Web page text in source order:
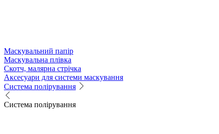
Маскувальний папір
Маскувальна плівка
Скотч, малярна стрічка
Аксесуари для системи маскування
Система полірування
Система полірування